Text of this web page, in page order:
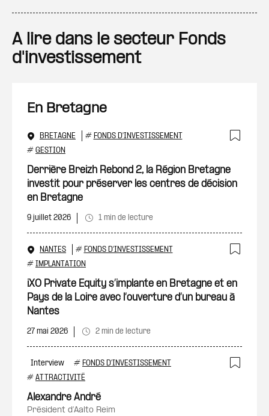
A lire dans le secteur Fonds
d'investissement
En Bretagne
BRETAGNE # FONDS D'INVESTISSEMENT
# GESTION
Derrière Breizh Rebond 2, la Région Bretagne
investit pour préserver les centres de décision
en Bretagne
9 juillet 2026 1 min de lecture
NANTES # FONDS D'INVESTISSEMENT
# IMPLANTATION
iXO Private Equity s’implante en Bretagne et en
Pays de la Loire avec l’ouverture d’un bureau à
Nantes
27 mai 2026 2 min de lecture
Interview # FONDS D'INVESTISSEMENT
# ATTRACTIVITÉ
Alexandre André
président d’Aalto Reim